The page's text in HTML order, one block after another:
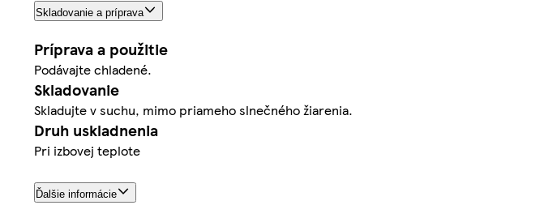
Skladovanie a príprava
Príprava a použitie
Podávajte chladené.
Skladovanie
Skladujte v suchu, mimo priameho slnečného žiarenia.
Druh uskladnenia
Pri izbovej teplote
Ďalšie informácie